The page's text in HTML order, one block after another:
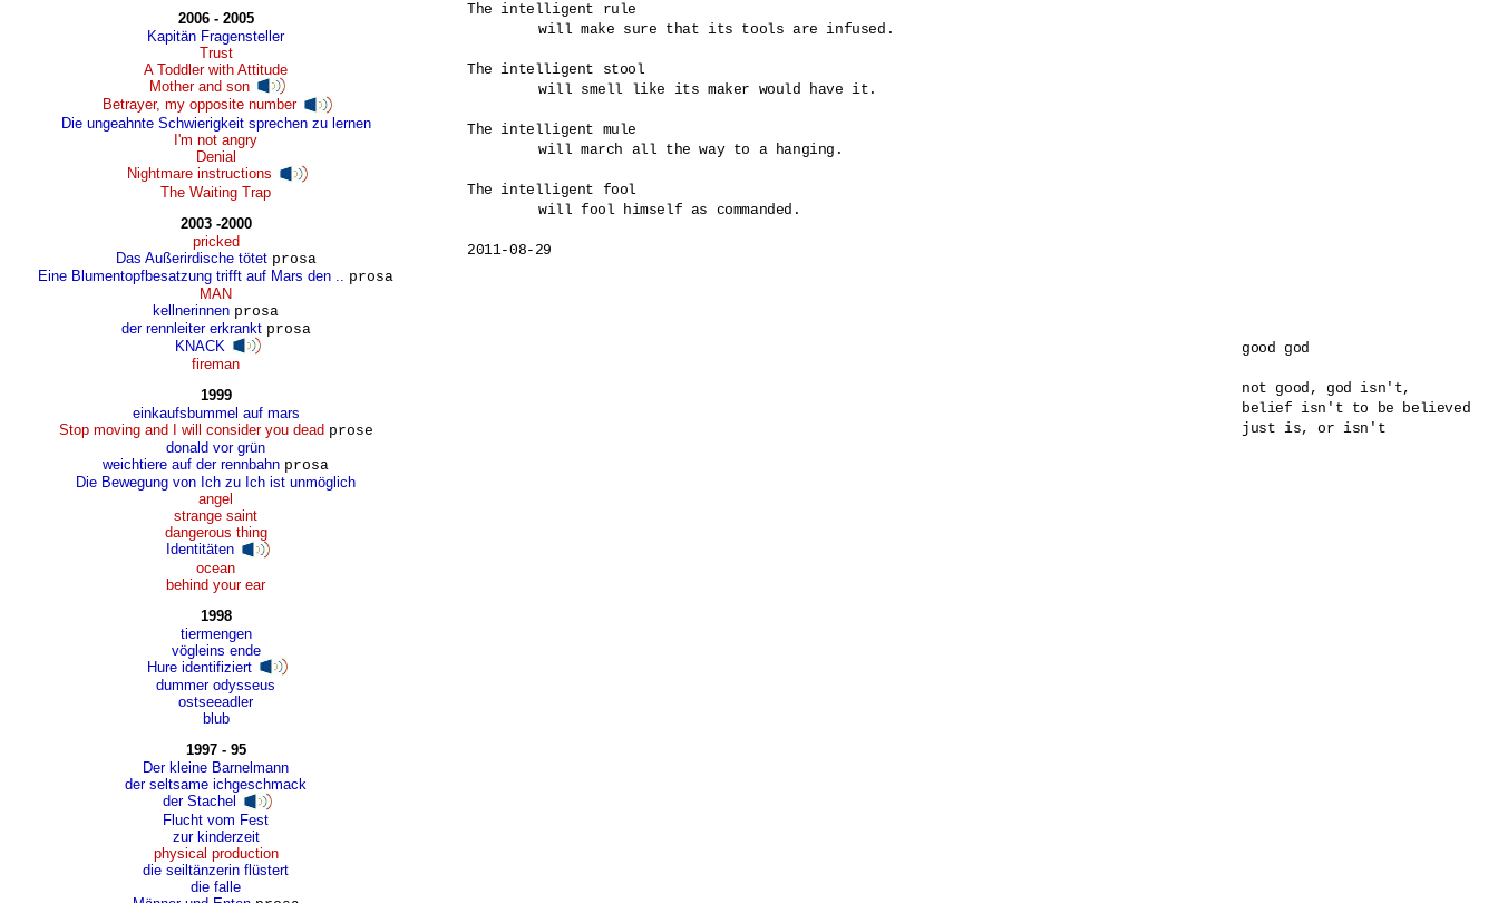
2006 - 2005
Kapitän Fragensteller
Trust
A Toddler with Attitude
Mother and son
Betrayer, my opposite number
Die ungeahnte Schwierigkeit sprechen zu lernen
I'm not angry
Denial
Nightmare instructions
The Waiting Trap
2003 -2000
pricked
Das Außerirdische tötet prosa
Eine Blumentopfbesatzung trifft auf Mars den ..
prosa
MAN
kellnerinnen prosa
der rennleiter erkrankt prosa
KNACK
fireman
1999
einkaufsbummel auf mars
Stop moving and I will consider you dead prose
donald vor grün
weichtiere auf der rennbahn prosa
Die Bewegung von Ich zu Ich ist unmöglich
angel
strange saint
dangerous thing
Identitäten
ocean
behind your ear
1998
tiermengen
vögleins ende
Hure identifiziert
dummer odysseus
ostseeadler
blub
1997 - 95
Der kleine Barnelmann
der seltsame ichgeschmack
der Stachel
Flucht vom Fest
zur kinderzeit
physical production
die seiltänzerin flüstert
die falle
The intelligent rule
The intelligent stool
The intelligent mule
The intelligent fool
2011-08-29
good god
not good, god isn't,
belief isn't to be believed